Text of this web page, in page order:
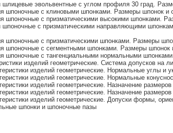
эвольвентные с углом профиля 30 град.
шпоночные с клиновыми шпонками. Размеры шпонок и
с призматическими высокими шпонками.
с призматическими направляющими
с призматическими шпонками. Размеры
шпоночные с сегментными шпонками. Размеры шпонок
шпоночные с тангенциальными нормальными
изделий геометрические. Система допусков на
изделий геометрические. Нормальные углы и
изделий геометрические. Нормальные
изделий геометрические. Назначение
изделий геометрические. Назначение
изделий геометрические. Допуски формы,
шпонки и шпоночные пазы